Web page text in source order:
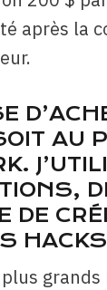
après la
AU
DE
plus